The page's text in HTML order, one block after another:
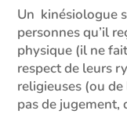
Un kinésiologue
personnes qu’il
physique (il ne
respect de leurs
religieuses (ou
pas de jugement,